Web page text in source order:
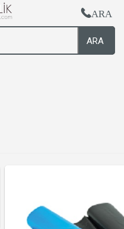
ARA
ARA